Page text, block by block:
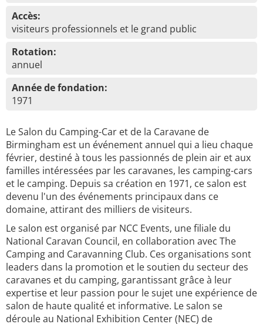
Accès:
visiteurs professionnels et le grand public
Rotation:
annuel
Année de fondation:
1971
Le Salon du Camping-Car et de la Caravane de
Birmingham est un événement annuel qui a lieu chaque
février, destiné à tous les passionnés de plein air et aux
familles intéressées par les caravanes, les camping-cars
et le camping. Depuis sa création en 1971, ce salon est
devenu l'un des événements principaux dans ce
domaine, attirant des milliers de visiteurs.
Le salon est organisé par NCC Events, une filiale du
National Caravan Council, en collaboration avec The
Camping and Caravanning Club. Ces organisations sont
leaders dans la promotion et le soutien du secteur des
caravanes et du camping, garantissant grâce à leur
expertise et leur passion pour le sujet une expérience de
salon de haute qualité et informative. Le salon se
déroule au National Exhibition Center (NEC) de